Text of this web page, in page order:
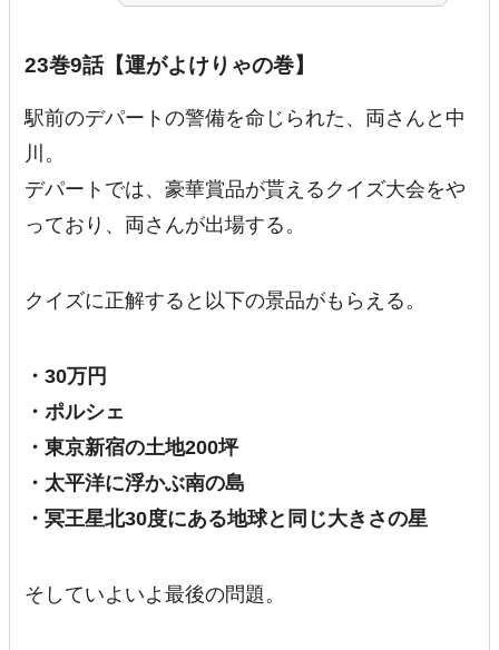
23巻9話【運がよけりゃの巻】
駅前のデパートの警備を命じられた、両さんと中
川。
デパートでは、豪華賞品が貰えるクイズ大会をや
っており、両さんが出場する。
クイズに正解すると以下の景品がもらえる。
・30万円
・ポルシェ
・東京新宿の土地200坪
・太平洋に浮かぶ南の島
・冥王星北30度にある地球と同じ大きさの星
そしていよいよ最後の問題。